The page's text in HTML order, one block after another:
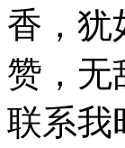
香，犹
赞，无
联系我